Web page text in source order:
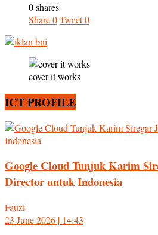
0 shares
Share0Tweet0
cover it works
ICT PROFILE
Google Cloud Tunjuk Karim
Director untuk Indonesia
Fauzi
23 June 2026 | 14:43